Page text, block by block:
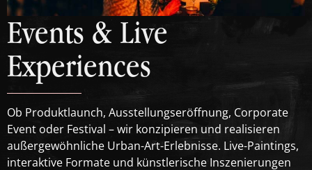
Events & Live
Experiences
Ob Produktlaunch, Ausstellungseröffnung, Corporate
Event oder Festival – wir konzipieren und realisieren
außergewöhnliche Urban-Art-Erlebnisse. Live-Paintings,
interaktive Formate und künstlerische Inszenierungen